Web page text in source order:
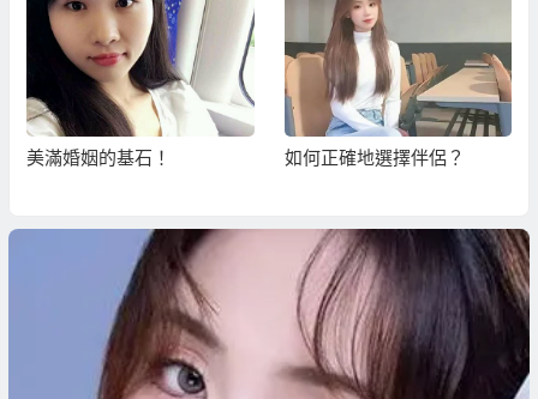
美滿婚姻的基石！ 如何正確地選擇伴侶？